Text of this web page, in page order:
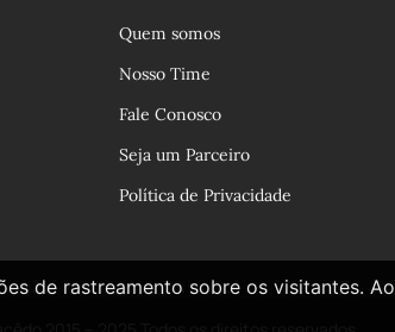
Quem somos
Nosso Time
Fale Conosco
Seja um Parceiro
Política de Privacidade
de rastreamento sobre os visitantes.